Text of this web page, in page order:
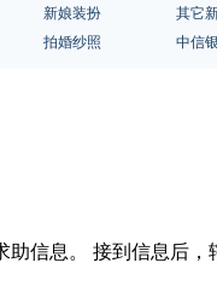
新娘装扮 其它
拍婚纱照 中信
助信息。 接到信息后，